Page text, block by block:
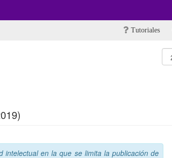
Tutoriales
intelectual en la que se limita la publicación de